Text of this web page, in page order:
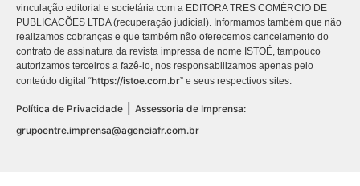
vinculação editorial e societária com a EDITORA TRES COMÉRCIO DE
PUBLICACÕES LTDA (recuperação judicial). Informamos também que não
realizamos cobranças e que também não oferecemos cancelamento do
contrato de assinatura da revista impressa de nome ISTOÉ, tampouco
autorizamos terceiros a fazê-lo, nos responsabilizamos apenas pelo
conteúdo digital “https://istoe.com.br” e seus respectivos sites.
Política de Privacidade
Assessoria de Imprensa:
grupoentre.imprensa@agenciafr.com.br